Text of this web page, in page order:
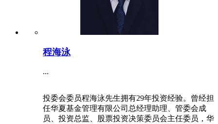
程海泳
...
投委会委员程海泳先生拥有29年投资经验。曾经担
任华夏基金管理有限公司总经理助理、管委会成
员、投资总监、股票投资决策委员会主任委员，华